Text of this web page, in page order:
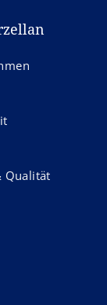
Qualität